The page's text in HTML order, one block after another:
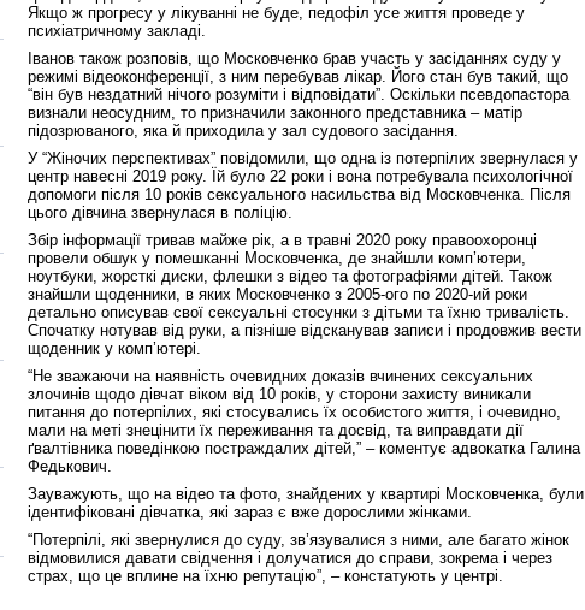
Якщо ж прогресу у лікуванні не буде, педофіл усе життя проведе у
психіатричному закладі.
Іванов також розповів, що Московченко брав участь у засіданнях суду у
режимі відеоконференції, з ним перебував лікар. Його стан був такий, що
“він був нездатний нічого розуміти і відповідати”. Оскільки псевдопастора
визнали неосудним, то призначили законного представника – матір
підозрюваного, яка й приходила у зал судового засідання.
У “Жіночих перспективах” повідомили, що одна із потерпілих звернулася у
центр навесні 2019 року. Їй було 22 роки і вона потребувала психологічної
допомоги після 10 років сексуального насильства від Московченка. Після
цього дівчина звернулася в поліцію.
Збір інформації тривав майже рік, а в травні 2020 року правоохоронці
провели обшук у помешканні Московченка, де знайшли комп’ютери,
ноутбуки, жорсткі диски, флешки з відео та фотографіями дітей. Також
знайшли щоденники, в яких Московченко з 2005-ого по 2020-ий роки
детально описував свої сексуальні стосунки з дітьми та їхню тривалість.
Спочатку нотував від руки, а пізніше відсканував записи і продовжив вести
щоденник у комп’ютері.
“Не зважаючи на наявність очевидних доказів вчинених сексуальних
злочинів щодо дівчат віком від 10 років, у сторони захисту виникали
питання до потерпілих, які стосувались їх особистого життя, і очевидно,
мали на меті знецінити їх переживання та досвід, та виправдати дії
ґвалтівника поведінкою постраждалих дітей,” – коментує адвокатка Галина
Федькович.
Зауважують, що на відео та фото, знайдених у квартирі Московченка, були
ідентифіковані дівчатка, які зараз є вже дорослими жінками.
“Потерпілі, які звернулися до суду, зв’язувалися з ними, але багато жінок
відмовилися давати свідчення і долучатися до справи, зокрема і через
страх, що це вплине на їхню репутацію”, – констатують у центрі.
1918 року у Львові